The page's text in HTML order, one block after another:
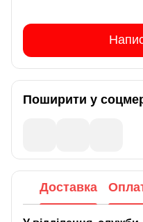
Поширити у
Доставка